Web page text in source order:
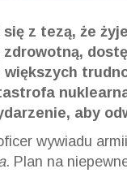
z tezą, że
aby
wywiadu
. Plan na